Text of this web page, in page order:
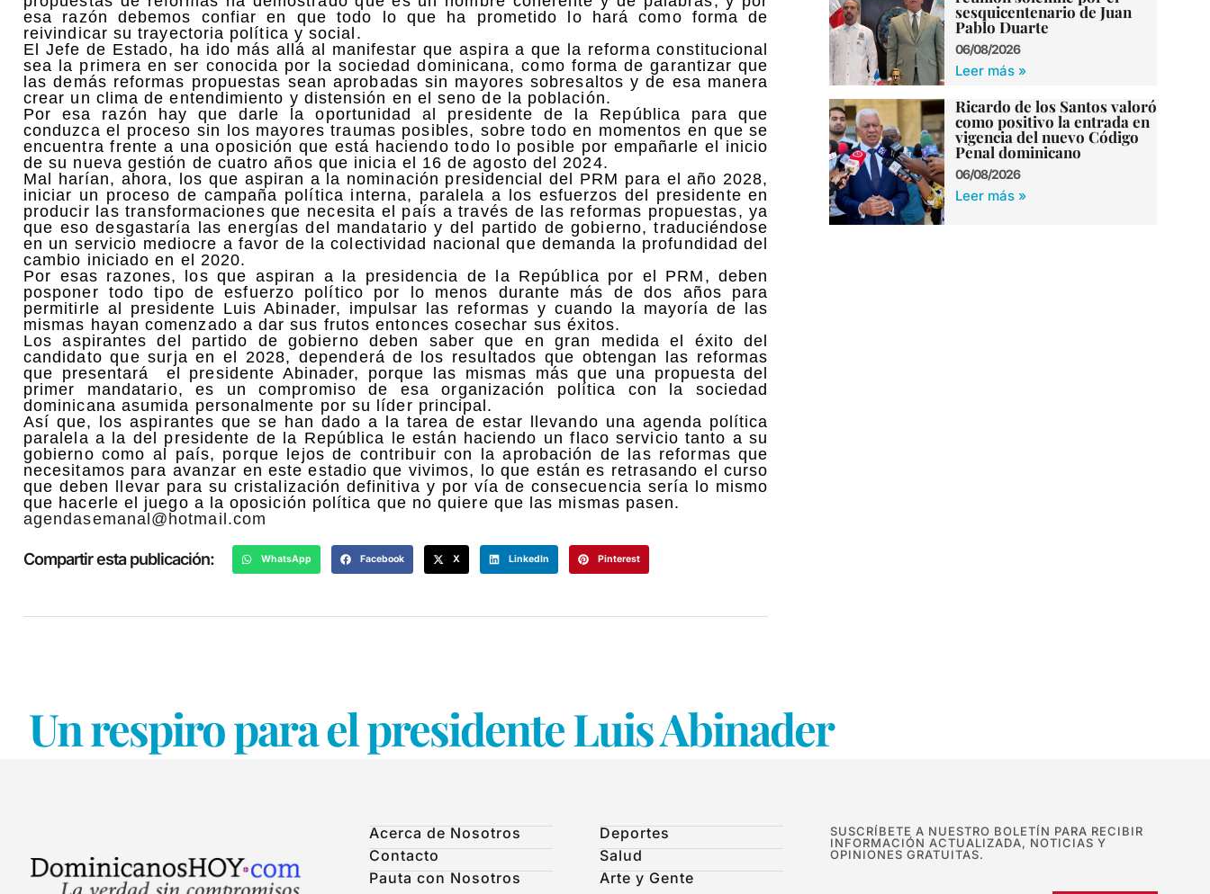
esa razón debemos confiar en que todo lo que ha prometido lo hará como forma de
reivindicar su trayectoria política y social.
El Jefe de Estado, ha ido más allá al manifestar que aspira a que la reforma constitucional
sea la primera en ser conocida por la sociedad dominicana, como forma de garantizar que
las demás reformas propuestas sean aprobadas sin mayores sobresaltos y de esa manera
crear un clima de entendimiento y distensión en el seno de la población.
Por esa razón hay que darle la oportunidad al presidente de la República para que
conduzca el proceso sin los mayores traumas posibles, sobre todo en momentos en que se
encuentra frente a una oposición que está haciendo todo lo posible por empañarle el inicio
de su nueva gestión de cuatro años que inicia el 16 de agosto del 2024.
Mal harían, ahora, los que aspiran a la nominación presidencial del PRM para el año 2028,
iniciar un proceso de campaña política interna, paralela a los esfuerzos del presidente en
producir las transformaciones que necesita el país a través de las reformas propuestas, ya
que eso desgastaría las energías del mandatario y del partido de gobierno, traduciéndose
en un servicio mediocre a favor de la colectividad nacional que demanda la profundidad del
cambio iniciado en el 2020.
Por esas razones, los que aspiran a la presidencia de la República por el PRM, deben
posponer todo tipo de esfuerzo político por lo menos durante más de dos años para
permitirle al presidente Luis Abinader, impulsar las reformas y cuando la mayoría de las
mismas hayan comenzado a dar sus frutos entonces cosechar sus éxitos.
Los aspirantes del partido de gobierno deben saber que en gran medida el éxito del
candidato que surja en el 2028, dependerá de los resultados que obtengan las reformas
que presentará el presidente Abinader, porque las mismas más que una propuesta del
primer mandatario, es un compromiso de esa organización política con la sociedad
dominicana asumida personalmente por su líder principal.
Así que, los aspirantes que se han dado a la tarea de estar llevando una agenda política
paralela a la del presidente de la República le están haciendo un flaco servicio tanto a su
gobierno como al país, porque lejos de contribuir con la aprobación de las reformas que
necesitamos para avanzar en este estadio que vivimos, lo que están es retrasando el curso
que deben llevar para su cristalización definitiva y por vía de consecuencia sería lo mismo
que hacerle el juego a la oposición política que no quiere que las mismas pasen.
agendasemanal@hotmail.com
Compartir esta publicación: WhatsApp Facebook X LinkedIn Pinterest
sesquicentenario de Juan
Pablo Duarte
06/08/2026
Leer más »
Ricardo de los Santos valoró
como positivo la entrada en
vigencia del nuevo Código
Penal dominicano
06/08/2026
Leer más »
Un respiro para el presidente Luis Abinader
Acerca de Nosotros
Contacto
Pauta con Nosotros
Deportes
Salud
Arte y Gente
SUSCRÍBETE A NUESTRO BOLETÍN PARA RECIBIR
INFORMACIÓN ACTUALIZADA, NOTICIAS Y
OPINIONES GRATUITAS.